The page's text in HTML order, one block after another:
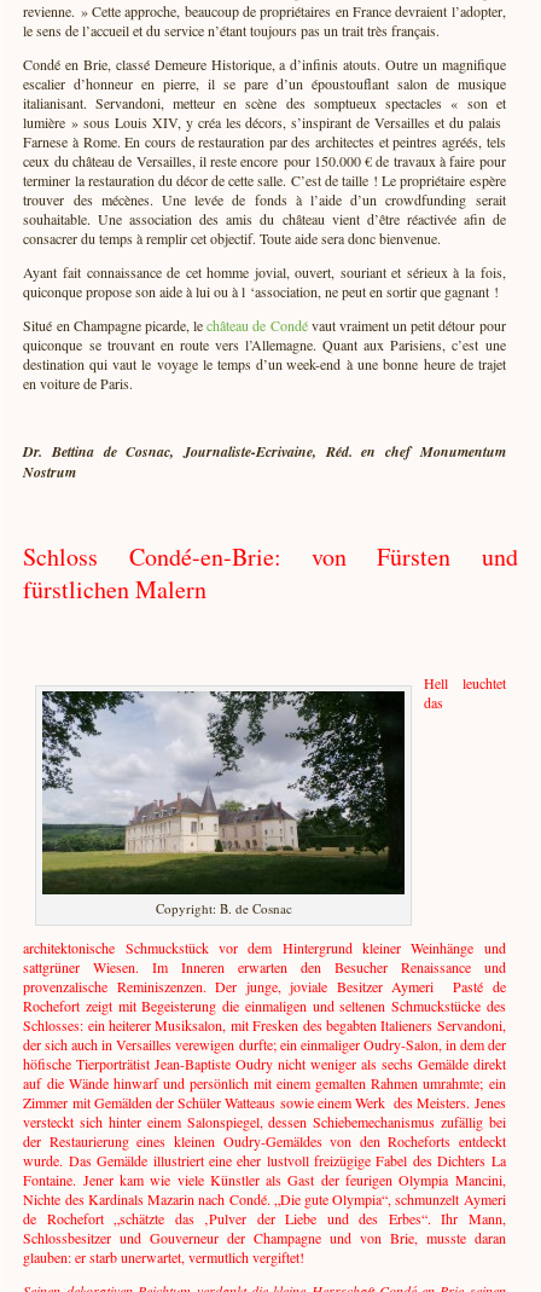
revienne. » Cette approche, beaucoup de propriétaires en France devraient l’adopter,
le sens de l’accueil et du service n’étant toujours pas un trait très français.
Condé en Brie, classé Demeure Historique, a d’infinis atouts. Outre un magnifique
escalier d’honneur en pierre, il se pare d’un époustouflant salon de musique
italianisant. Servandoni, metteur en scène des somptueux spectacles « son et
lumière » sous Louis XIV, y créa les décors, s’inspirant de Versailles et du palais
Farnese à Rome. En cours de restauration par des architectes et peintres agréés, tels
ceux du château de Versailles, il reste encore pour 150.000 € de travaux à faire pour
terminer la restauration du décor de cette salle. C’est de taille ! Le propriétaire espère
trouver des mécènes. Une levée de fonds à l’aide d’un crowdfunding serait
souhaitable. Une association des amis du château vient d’être réactivée afin de
consacrer du temps à remplir cet objectif. Toute aide sera donc bienvenue.
Ayant fait connaissance de cet homme jovial, ouvert, souriant et sérieux à la fois,
quiconque propose son aide à lui ou à l ‘association, ne peut en sortir que gagnant !
Situé en Champagne picarde, lechâteau de Condévaut vraiment un petit détour pour
quiconque se trouvant en route vers l’Allemagne. Quant aux Parisiens, c’est une
destination qui vaut le voyage le temps d’un week-end à une bonne heure de trajet
en voiture de Paris.
Dr. Bettina de Cosnac, Journaliste-Ecrivaine, Réd. en chef Monumentum
Nostrum
Schloss Condé-en-Brie: von Fürsten und
fürstlichen Malern
Copyright: B. de Cosnac
Hell leuchtet
das
architektonische Schmuckstück vor dem Hintergrund kleiner Weinhänge und
sattgrüner Wiesen. Im Inneren erwarten den Besucher Renaissance und
provenzalische Reminiszenzen. Der junge, joviale Besitzer Aymeri Pasté de
Rochefort zeigt mit Begeisterung die einmaligen und seltenen Schmuckstücke des
Schlosses: ein heiterer Musiksalon, mit Fresken des begabten Italieners Servandoni,
der sich auch in Versailles verewigen durfte; ein einmaliger Oudry-Salon, in dem der
höfische Tierporträtist Jean-Baptiste Oudry nicht weniger als sechs Gemälde direkt
auf die Wände hinwarf und persönlich mit einem gemalten Rahmen umrahmte; ein
Zimmer mit Gemälden der Schüler Watteaus sowie einem Werk des Meisters. Jenes
versteckt sich hinter einem Salonspiegel, dessen Schiebemechanismus zufällig bei
der Restaurierung eines kleinen Oudry-Gemäldes von den Rocheforts entdeckt
wurde. Das Gemälde illustriert eine eher lustvoll freizügige Fabel des Dichters La
Fontaine. Jener kam wie viele Künstler als Gast der feurigen Olympia Mancini,
Nichte des Kardinals Mazarin nach Condé. „Die gute Olympia“, schmunzelt Aymeri
de Rochefort „schätzte das ‚Pulver der Liebe und des Erbes“. Ihr Mann,
Schlossbesitzer und Gouverneur der Champagne und von Brie, musste daran
glauben: er starb unerwartet, vermutlich vergiftet!